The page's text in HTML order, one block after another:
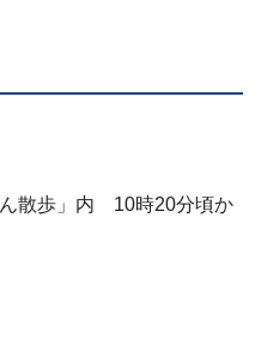
散歩」内 10時20分頃か